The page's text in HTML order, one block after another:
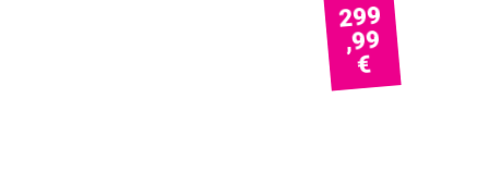
299
,99
€